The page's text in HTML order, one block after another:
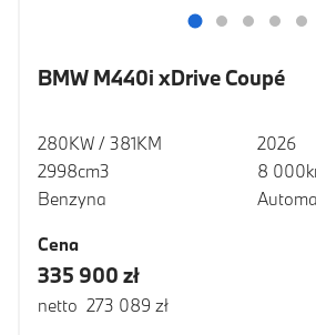
BMW M440i xDrive Coupé
280KW / 381KM
2998cm3
Benzyna
2026
8
Cena
335 900 zł
netto 273 089 zł